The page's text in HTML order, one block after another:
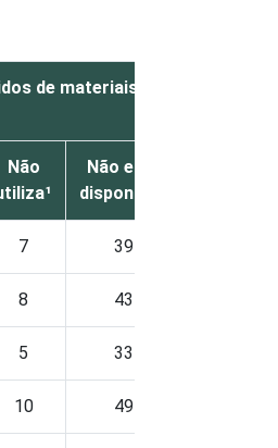
de materiais e suprimentos
Não
Não está
disponível²
7 39
8 43
5 33
10 49